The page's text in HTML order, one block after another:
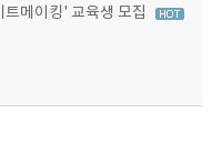
메이킹' 교육생 모집